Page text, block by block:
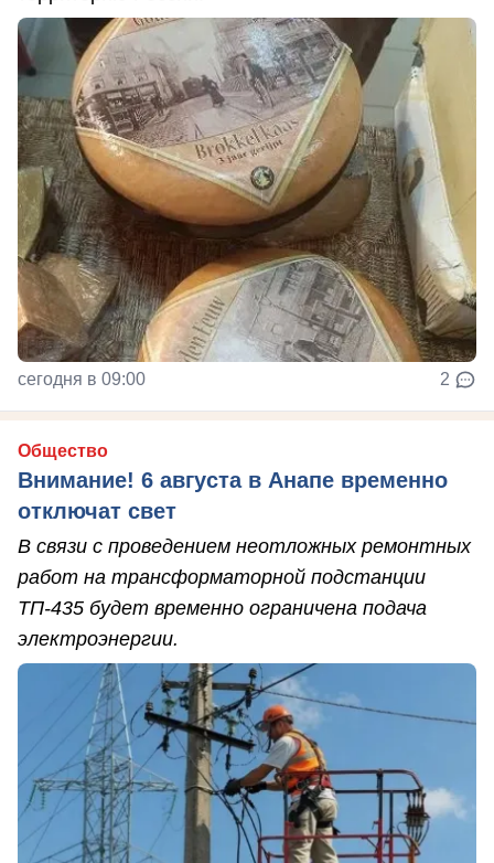
сегодня в 09:00 2
Общество
Внимание! 6 августа в Анапе временно
отключат свет
В связи с проведением неотложных ремонтных
работ на трансформаторной подстанции
ТП-435 будет временно ограничена подача
электроэнергии.